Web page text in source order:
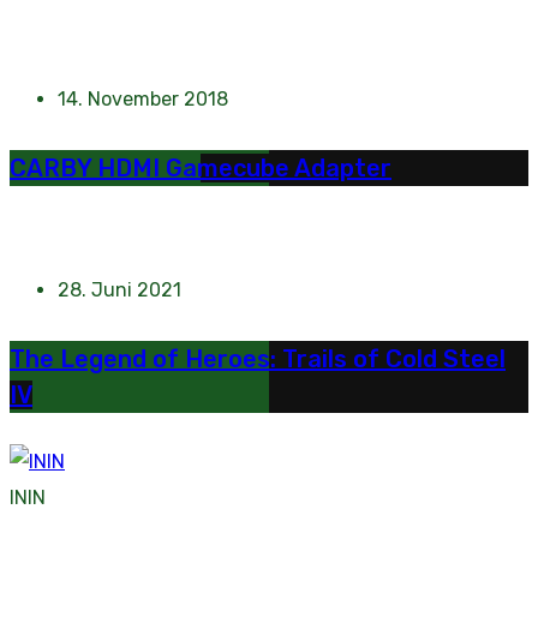
14. November 2018
CARBY HDMI Gamecube Adapter
28. Juni 2021
The Legend of Heroes: Trails of Cold Steel
IV
ININ